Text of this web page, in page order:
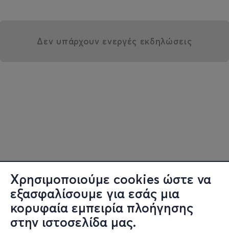
Χρησιμοποιούμε cookies ώστε να
εξασφαλίσουμε για εσάς μια
κορυφαία εμπειρία πλοήγησης
στην ιστοσελίδα μας.
Δεν υπάρχουν ενεργές εκδηλώσεις